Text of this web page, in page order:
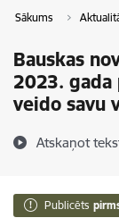
Sākums
Bauskas
2023.
veido savu
Atskaņot
Publicēts